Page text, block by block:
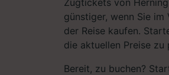
günstiger, wenn Sie im
der Reise kaufen.
die aktuellen Preise zu
Bereit, zu buchen?